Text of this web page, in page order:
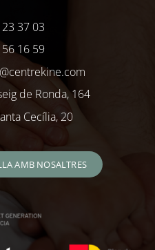
37 03
16 59
de Ronda, 164
Cecília, 20
AMB NOSALTRES